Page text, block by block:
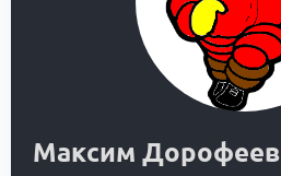
Максим Дорофеев